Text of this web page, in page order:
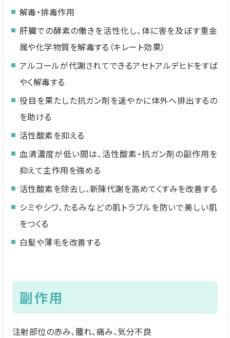
解毒・排毒作用
肝臓での酵素の働きを活性化し、体に害を及ぼす重金
属や化学物質を解毒する（キレート効果）
アルコールが代謝されてできるアセトアルデヒドをすば
やく解毒する
役目を果たした抗ガン剤を速やかに体外へ排出するの
を助ける
活性酸素を抑える
血清濃度が低い間は、活性酸素・抗ガン剤の副作用を
抑えて主作用を強める
活性酸素を除去し、新陳代謝を高めてくすみを改善する
シミやシワ、たるみなどの肌トラブルを防いで美しい肌
をつくる
白髪や薄毛を改善する
副作用
注射部位の赤み、腫れ、痛み、気分不良